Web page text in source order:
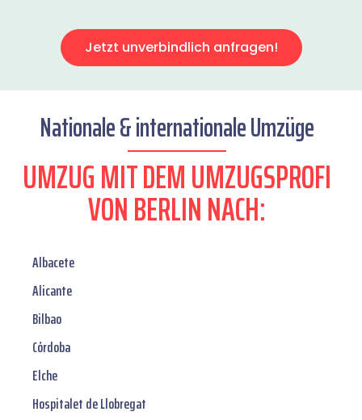
Jetzt unverbindlich anfragen!
Nationale & internationale Umzüge
UMZUG MIT DEM UMZUGSPROFI
VON BERLIN NACH:
Albacete
Alicante
Bilbao
Córdoba
Elche
Hospitalet de Llobregat